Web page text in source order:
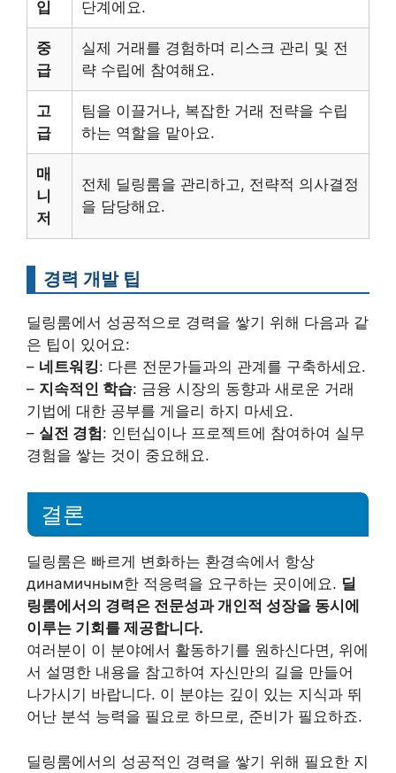
입 단계에요.
중
급
실제 거래를 경험하며 리스크 관리 및 전
략 수립에 참여해요.
고
급
팀을 이끌거나, 복잡한 거래 전략을 수립
하는 역할을 맡아요.
매
니
저
전체 딜링룸을 관리하고, 전략적 의사결정
을 담당해요.
경력 개발 팁
딜링룸에서 성공적으로 경력을 쌓기 위해 다음과 같
은 팁이 있어요:
– 네트워킹: 다른 전문가들과의 관계를 구축하세요.
– 지속적인 학습: 금융 시장의 동향과 새로운 거래
기법에 대한 공부를 게을리 하지 마세요.
– 실전 경험: 인턴십이나 프로젝트에 참여하여 실무
경험을 쌓는 것이 중요해요.
결론
딜링룸은 빠르게 변화하는 환경속에서 항상
динамичным한 적응력을 요구하는 곳이에요. 딜
링룸에서의 경력은 전문성과 개인적 성장을 동시에
이루는 기회를 제공합니다.
여러분이 이 분야에서 활동하기를 원하신다면, 위에
서 설명한 내용을 참고하여 자신만의 길을 만들어
나가시기 바랍니다. 이 분야는 깊이 있는 지식과 뛰
어난 분석 능력을 필요로 하므로, 준비가 필요하죠.
딜링룸에서의 성공적인 경력을 쌓기 위해 필요한 지